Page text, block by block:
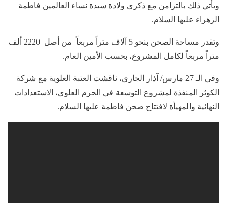
ويأتي ذلك بالتزامن مع ذكرى ولادة سيدة نساء العالمين فاطمة
الزهراء عليها السلام.
وتقدر مساحة الصحن بنحو 5 آلاف متراً مربعاً من أصل 2220 ألف
متراً مربعاً لكامل المشروع، بحسب الأمين العام.
وفي الـ 27 مارس/ آذار الجاري، ناقشت العتبة العلوية مع شركة
الكوثر المنفذة لمشروع التوسعة في الحرم العلوي، الاستعدادات
النهائية والمهيأة لافتتاح صحن فاطمة عليها السلام.